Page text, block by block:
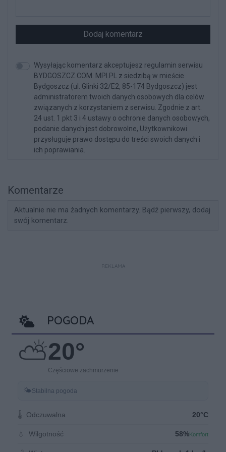
Dodaj komentarz
Wysyłając komentarz akceptujesz regulamin serwisu
BYDGOSZCZ.COM. MPI.PL z siedzibą w mieście
Bydgoszcz (ul. Glinki 32/E2, 85-174 Bydgoszcz) jest
administratorem twoich danych osobowych dla celów
związanych z korzystaniem z serwisu. Zgodnie z art.
24 ust. 1 pkt 3 i 4 ustawy o ochronie danych osobowych,
podanie danych jest dobrowolne, Użytkownikowi
przysługuje prawo dostępu do treści swoich danych i
ich poprawiania.
Komentarze
Aktualnie nie ma żadnych komentarzy. Bądź pierwszy, dodaj
swój komentarz.
REKLAMA
POGODA